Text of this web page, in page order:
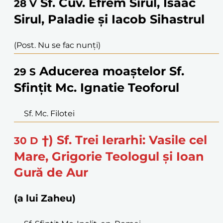
28 V
Sirul, Paladie și Iacob Sihastrul
(Post. Nu se fac nunți)
29 S Aducerea moaștelor Sf.
Sfințit Mc. Ignatie Teoforul
Sf. Mc. Filotei
30 D †) Sf. Trei Ierarhi: Vasile cel
Mare, Grigorie Teologul și Ioan
Gură de Aur
(a lui Zaheu)